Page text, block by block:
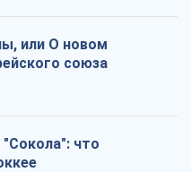
или О новом
союза
что